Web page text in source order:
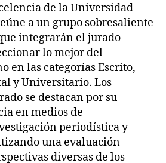
de la Universidad
a un grupo sobresaliente
integrarán el jurado
lo mejor del
en las categorías Escrito,
y Universitario. Los
se destacan por su
en medios de
periodística y
una evaluación
diversas de los